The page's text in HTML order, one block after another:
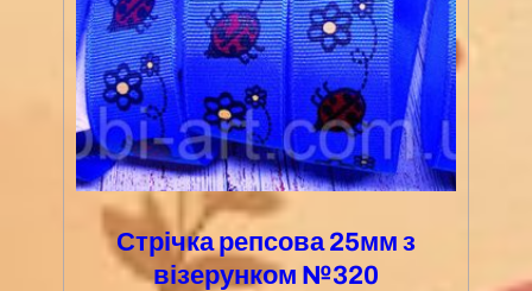
Стрічка репсова 25мм з
візерунком №320